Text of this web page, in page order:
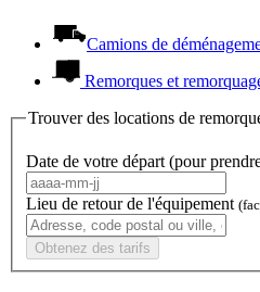
Camions de
Remorques et
Trouver des locations de
Date de votre départ (pour
Lieu de retour de l'équipement
Obtenez des tarifs